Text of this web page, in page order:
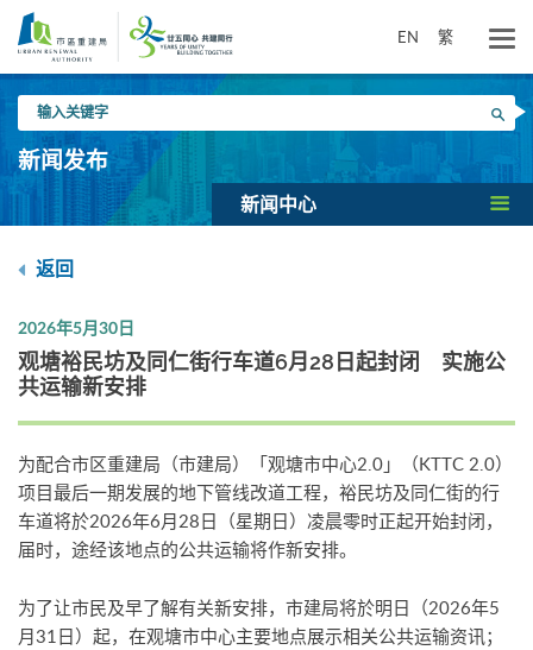
要
EN 繁
入
关
键
搜寻
新闻发布
新闻中心
返回
2026年5月30日
观塘裕民坊及同仁街行车道6月28日起封闭 实施公
共运输新安排
为配合市区重建局（市建局）「观塘市中心2.0」（KTTC 2.0）
项目最后一期发展的地下管线改道工程，裕民坊及同仁街的行
车道将於2026年6月28日（星期日）凌晨零时正起开始封闭，
届时，途经该地点的公共运输将作新安排。
为了让市民及早了解有关新安排，市建局将於明日（2026年5
月31日）起，在观塘市中心主要地点展示相关公共运输资讯；